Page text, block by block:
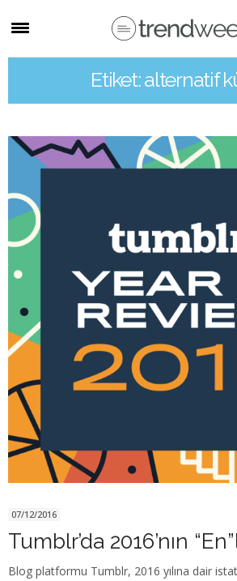
Etiket: alternatif
07/12/2016
Tumblr’da 2016’nın
Blog platformu Tumblr, 2016 yılına dair